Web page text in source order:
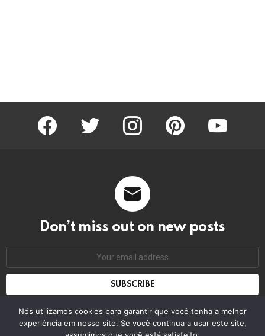
facebook twitter instagram pinterest youtube
Don’t miss out on new posts
Nós utilizamos cookies para garantir que você tenha a melhor
experiência em nosso site. Se você continua a usar este site,